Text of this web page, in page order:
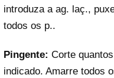
introduza a ag. laç.,
todos os p..
Pingente: Corte
indicado. Amarre todos